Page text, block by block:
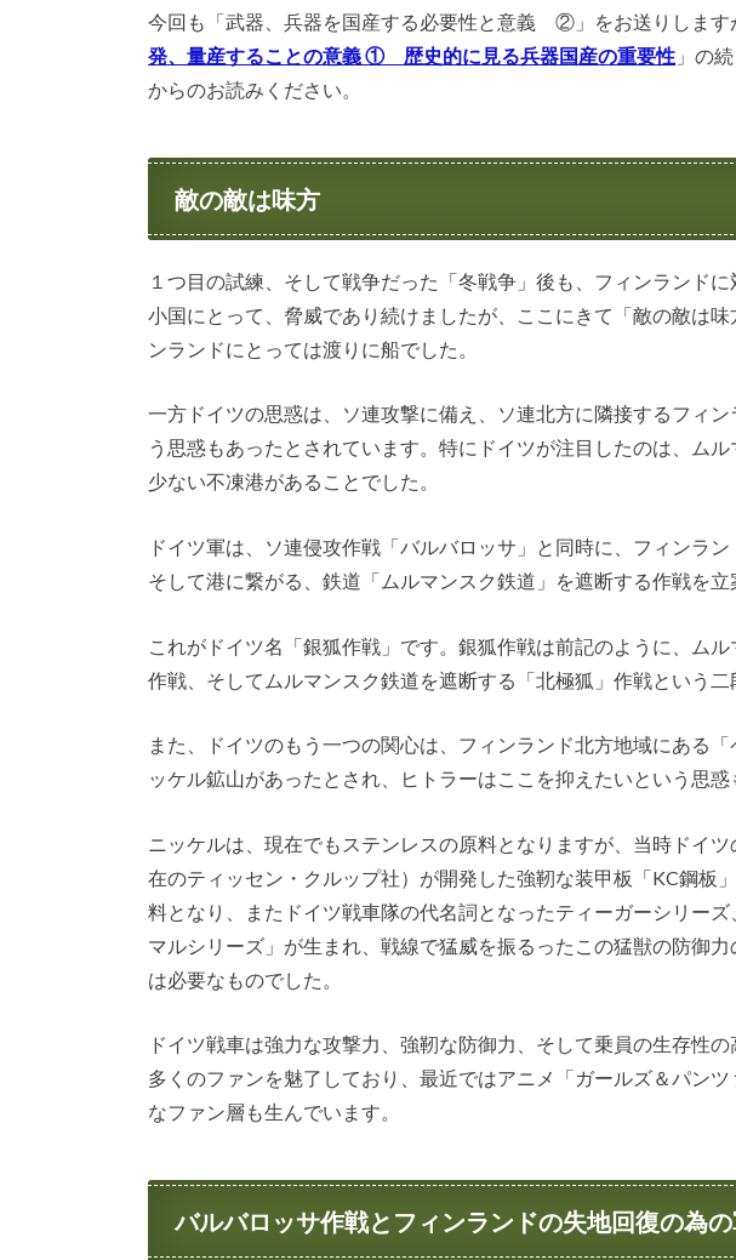
今回も「武器、兵器を国産する必要性と意義 ②」をお送りします
発、量産することの意義 ① 歴史的に見る兵器国産の重要性 」の
からのお読みください。
敵の敵は味方
１つ目の試練、そして戦争だった「冬戦争」後も、フィンランド
小国にとって、脅威であり続けましたが、ここにきて「敵の敵は
ンランドにとっては渡りに船でした。
一方ドイツの思惑は、ソ連攻撃に備え、ソ連北方に隣接するフィ
う思惑もあったとされています。特にドイツが注目したのは、ム
少ない不凍港があることでした。
ドイツ軍は、ソ連侵攻作戦「バルバロッサ」と同時に、フィンラン
そして港に繋がる、鉄道「ムルマンスク鉄道」を遮断する作戦を立
これがドイツ名「銀狐作戦」です。銀狐作戦は前記のように、ムル
作戦、そしてムルマンスク鉄道を遮断する「北極狐」作戦という二
また、ドイツのもう一つの関心は、フィンランド北方地域にある
ッケル鉱山があったとされ、ヒトラーはここを抑えたいという思惑
ニッケルは、現在でもステンレスの原料となりますが、当時ドイ
在のティッセン・クルップ社）が開発した強靭な装甲板「KC鋼板
料となり、またドイツ戦車隊の代名詞となったティーガーシリー
マルシリーズ」が生まれ、戦線で猛威を振るったこの猛獣の防御
は必要なものでした。
ドイツ戦車は強力な攻撃力、強靭な防御力、そして乗員の生存性
多くのファンを魅了しており、最近ではアニメ「ガールズ＆パン
なファン層も生んでいます。
バルバロッサ作戦とフィンランドの失地回復の為